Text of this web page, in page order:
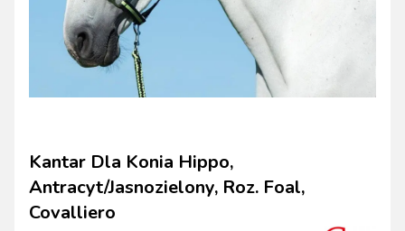
Kantar Dla Konia Hippo,
Antracyt/jasnozielony, Roz. Foal,
Covalliero